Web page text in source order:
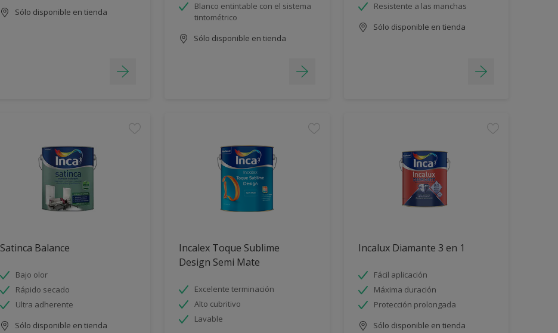
Sólo disponible en tienda
Blanco entintable con el sistema
tintométrico
Sólo disponible en tienda
Resistente a las manchas
Sólo disponible en tienda
Satinca Balance
Bajo olor
Rápido secado
Ultra adherente
Sólo disponible en tienda
Incalex Toque Sublime
Design Semi Mate
Excelente terminación
Alto cubritivo
Lavable
Incalux Diamante 3 en 1
Fácil aplicación
Máxima duración
Protección prolongada
Sólo disponible en tienda